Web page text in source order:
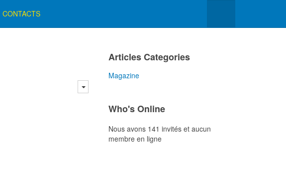
CONTACTS
Articles Categories
Magazine
Who's Online
Nous avons 141 invités et aucun
membre en ligne